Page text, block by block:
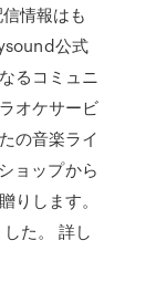
情報はも
公式
るコミュニ
オケサービ
の音楽ライ
ョップから
りします。
た。 詳し